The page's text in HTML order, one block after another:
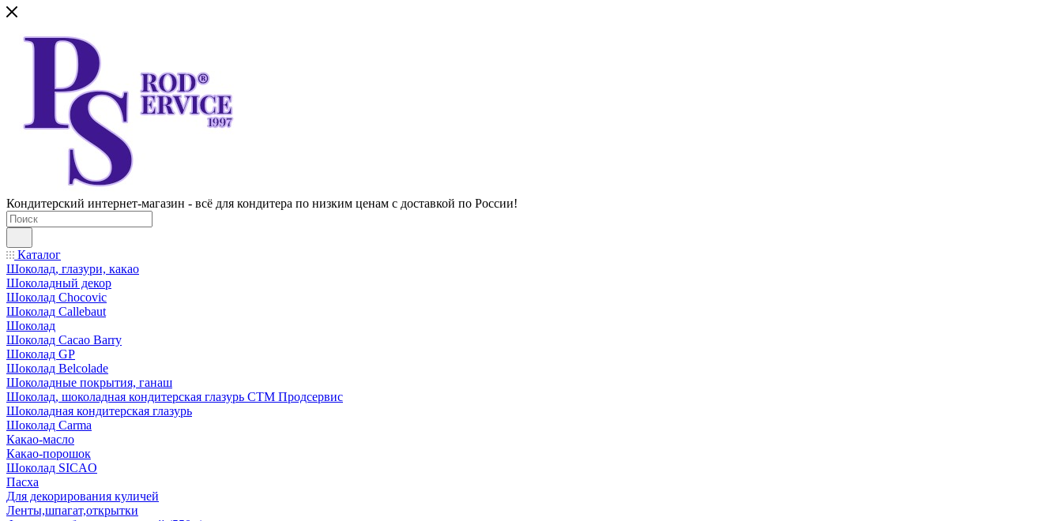
Кондитерский интернет-магазин - всё для кондитера по низким ценам с доставкой по России!
Каталог
Шоколад, глазури, какао
Шоколадный декор
Шоколад Chocovic
Шоколад Callebaut
Шоколад
Шоколад Cacao Barry
Шоколад GP
Шоколад Belcolade
Шоколадные покрытия, ганаш
Шоколад, шоколадная кондитерская глазурь СТМ Продсервис
Шоколадная кондитерская глазурь
Шоколад Carma
Какао-масло
Какао-порошок
Шоколад SICAO
Пасха
Для декорирования куличей
Ленты,шпагат,открытки